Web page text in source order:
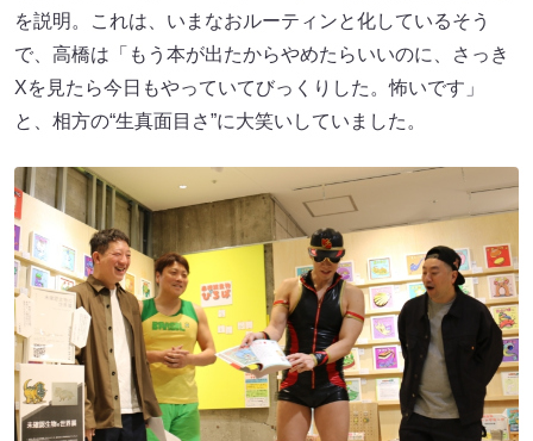
を説明。これは、いまなおルーティンと化しているそう
で、高橋は「もう本が出たからやめたらいいのに、さっき
Xを見たら今日もやっていてびっくりした。怖いです」
と、相方の“生真面目さ”に大笑いしていました。